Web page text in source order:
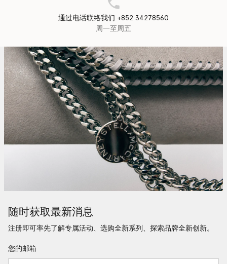
通过电话联络我们 +852 34278560
周一至周五
随时获取最新消息
注册即可率先了解专属活动、选购全新系列、探索品牌全新创新。
您的邮箱